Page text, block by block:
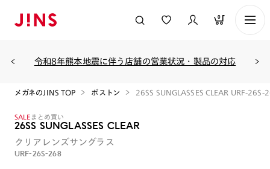
0
令和8年熊本地震に伴う店舗の営業状況・製品の対応
メガネのJINS TOP ボストン 26SS SUNGLASSES CLEAR URF-26S-
SALE まとめ買い
26SS SUNGLASSES CLEAR
クリアレンズサングラス
URF-26S-268